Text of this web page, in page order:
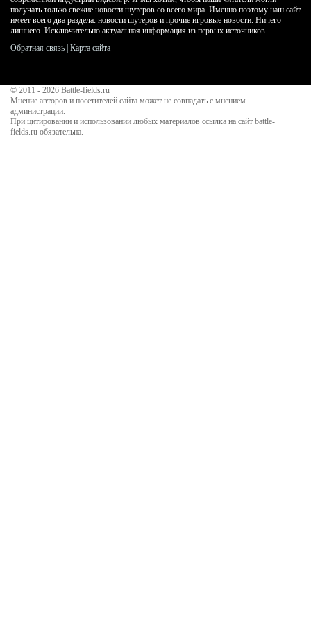
получать только свежие новости шутеров со всего мира. Именно поэтому наш сайт
имеет всего два раздела: новости шутеров и прочие игровые новости. Ничего
лишнего. Исключительно актуальная информация из первых источников.
Обратная связь Карта сайта
© 2011 - 2026 Battle-fields.ru
Мнение авторов и посетителей сайта может не совпадать с мнением
администрации.
При цитировании и использовании любых материалов ссылка на сайт battle-
fields.ru обязательна.